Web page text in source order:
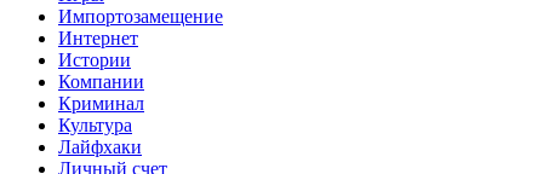
Импортозамещение
Интернет
Истории
Компании
Криминал
Культура
Лайфхаки
Личный счет